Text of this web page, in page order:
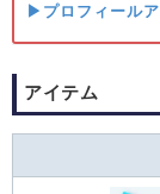
▶プロフィール
アイテム